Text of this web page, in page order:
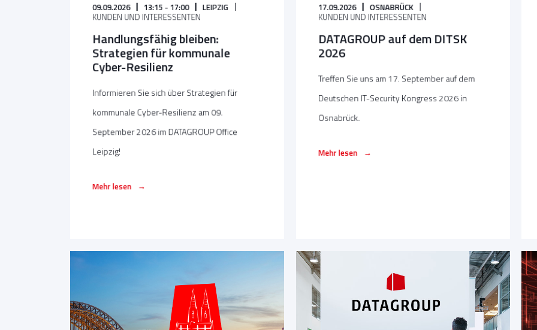
09.09.2026 13:15 - 17:00
LEIPZIG
KUNDEN UND INTERESSENTEN
Handlungsfähig bleiben:
Strategien für kommunale
Cyber-Resilienz
Informieren Sie sich über Strategien für
kommunale Cyber-Resilienz am 09.
September 2026 im DATAGROUP Office
Leipzig!
Mehr lesen →
17.09.2026
OSNABRÜCK
KUNDEN UND INTERESSENTEN
DATAGROUP auf dem DITSK
2026
Treffen Sie uns am 17. September auf dem
Deutschen IT-Security Kongress 2026 in
Osnabrück.
Mehr lesen →